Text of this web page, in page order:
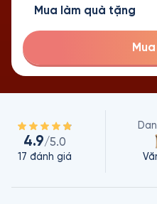
Mua làm quà tặng
4.9/5.0
17 đánh giá